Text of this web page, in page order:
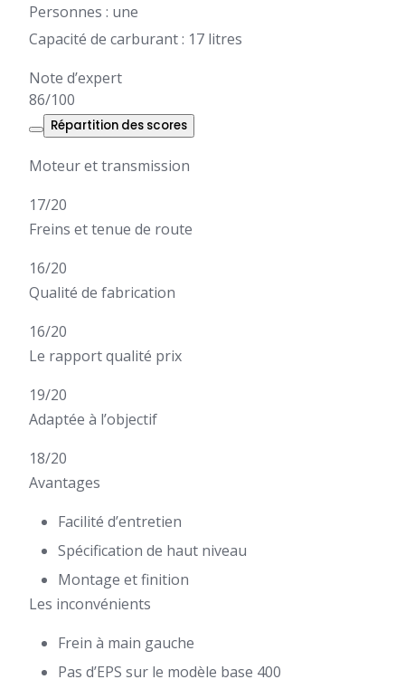
Personnes : une
Capacité de carburant : 17 litres
Note d’expert
86/100
Répartition des scores
Moteur et transmission
17/20
Freins et tenue de route
16/20
Qualité de fabrication
16/20
Le rapport qualité prix
19/20
Adaptée à l’objectif
18/20
Avantages
Facilité d’entretien
Spécification de haut niveau
Montage et finition
Les inconvénients
Frein à main gauche
Pas d’EPS sur le modèle base 400